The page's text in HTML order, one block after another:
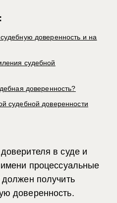
доверенность и на
судебной
доверенность?
судебной доверенности
в суде и
процессуальные
получить
доверенность.